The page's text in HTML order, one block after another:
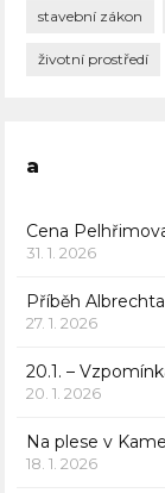
stavební zákon
životní prostředí
a
Cena
31. 1. 2026
Příběh
27. 1. 2026
20.1. –
20. 1. 2026
Na plese v
18. 1. 2026